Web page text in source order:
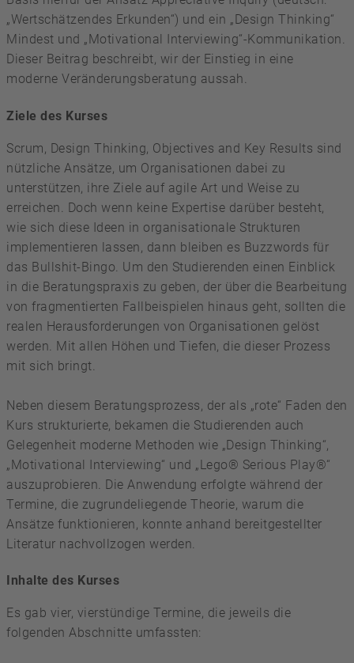
„Wertschätzendes Erkunden“) und ein „Design Thinking“
Mindest und „Motivational Interviewing“-Kommunikation.
Dieser Beitrag beschreibt, wir der Einstieg in eine
moderne Veränderungsberatung aussah.
Ziele des Kurses
Scrum, Design Thinking, Objectives and Key Results sind
nützliche Ansätze, um Organisationen dabei zu
unterstützen, ihre Ziele auf agile Art und Weise zu
erreichen. Doch wenn keine Expertise darüber besteht,
wie sich diese Ideen in organisationale Strukturen
implementieren lassen, dann bleiben es Buzzwords für
das Bullshit-Bingo. Um den Studierenden einen Einblick
in die Beratungspraxis zu geben, der über die Bearbeitung
von fragmentierten Fallbeispielen hinaus geht, sollten die
realen Herausforderungen von Organisationen gelöst
werden. Mit allen Höhen und Tiefen, die dieser Prozess
mit sich bringt.
Neben diesem Beratungsprozess, der als „rote“ Faden den
Kurs strukturierte, bekamen die Studierenden auch
Gelegenheit moderne Methoden wie „Design Thinking“,
„Motivational Interviewing“ und „Lego® Serious Play®“
auszuprobieren. Die Anwendung erfolgte während der
Termine, die zugrundeliegende Theorie, warum die
Ansätze funktionieren, konnte anhand bereitgestellter
Literatur nachvollzogen werden.
Inhalte des Kurses
Es gab vier, vierstündige Termine, die jeweils die
folgenden Abschnitte umfassten: